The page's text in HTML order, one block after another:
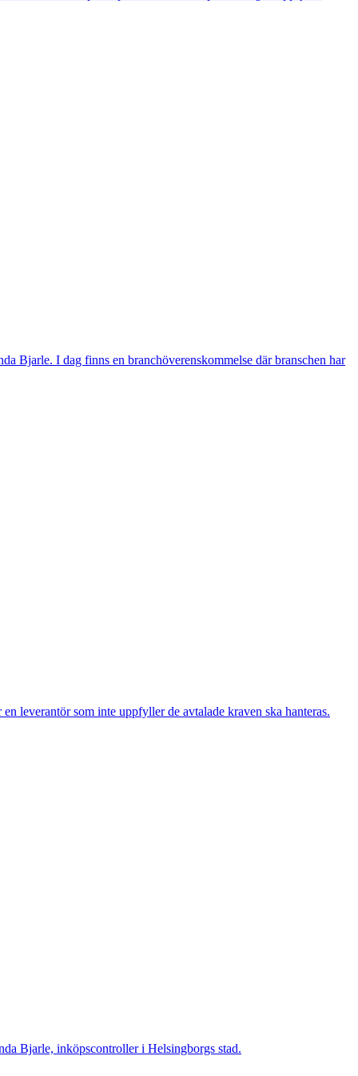
Bjarle. I dag finns en branchöverenskommelse där branschen har
leverantör som inte uppfyller de avtalade kraven ska hanteras.
Bjarle, inköpscontroller i Helsingborgs stad.